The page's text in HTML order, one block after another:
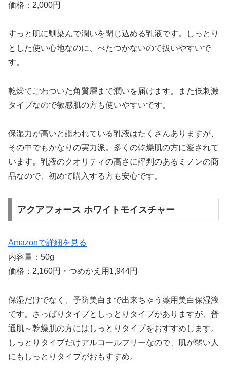
価格：2,000円
すっと肌に馴染んで潤いを閉じ込める乳液です。しっとり
とした使い心地なのに、べたつかないので扱いやすいで
す。
乾燥でごわついた角質層まで潤いを届けます。また低刺激
タイプなので敏感肌の方も使いやすいです。
保湿力が高いと謳われている乳液はたくさんありますが、
その中でもかなりの実力派。多くの乾燥肌の方に愛されて
います。乳液のクオリティの高さに評判のあるミノンの商
品なので、初めて購入する方も安心です。
アクアフォース ホワイトモイスチャー
Amazonで詳細を見る
内容量：50g
価格：2,160円・つめかえ用1,944円
保湿だけでなく、予防美白まで出来ちゃう薬用美白保湿液
です。さっぱりタイプとしっとりタイプがありますが、普
通肌～乾燥肌の方にはしっとりタイプをおすすめします。
しっとりタイプだけアルコールフリーなので、肌が弱い人
にもしっとりタイプがおもすすめ。